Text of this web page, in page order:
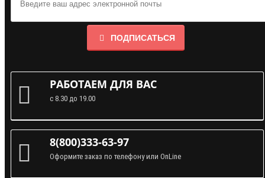
ПОДПИСАТЬСЯ
РАБОТАЕМ ДЛЯ ВАС
с 8.30 до 19.00
8(800)333-63-97
Оформите заказ по телефону или OnLine